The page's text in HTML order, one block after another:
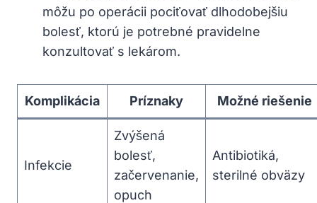
môžu po operácii pociťovať dlhodobejšiu
bolesť, ktorú je potrebné pravidelne
konzultovať s lekárom.
Komplikácia Príznaky Možné riešenie
Infekcie
Zvýšená
bolesť,
začervenanie,
opuch
Antibiotiká,
sterilné obväzy